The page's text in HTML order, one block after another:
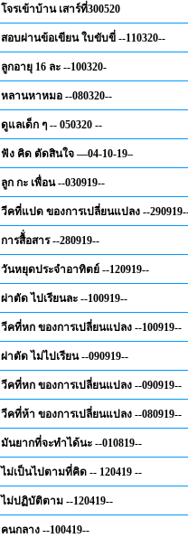
โจรเข้าบ้าน เสาร์ที่300520
สอบผ่านข้อเขียน ใบขับขี่ --110320--
ลูกอายุ 16 ละ --100320-
หลานหาหมอ --080320--
ดูแลเด็ก ๆ -- 050320 --
ฟัง คิด ตัดสินใจ —04-10-19–
ลูก กะ เพื่อน --030919--
วีคที่แปด ของการเปลี่ยนแปลง --
การสื้่อสาร --280919--
วันหยุดประจำอาทิตย์ --120919--
ผ่าตัด ไปเรียนละ --100919--
วีคที่หก ของการเปลี่ยนแปลง --100919--
ผ่าตัด ไม่ไปเรียน --090919--
วีคที่หก ของการเปลี่ยนแปลง --090919--
วีคที่ห้า ของการเปลี่ยนแปลง --080919--
มันยากที่จะทำได้นะ --010819--
ไม่เป็นไปตามที่คิด -- 120419 --
ไม่ปฏิบัติตาม --120419--
คนกลาง --100419--